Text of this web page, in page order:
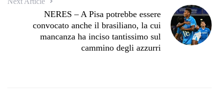
NERES – A Pisa potrebbe essere
convocato anche il brasiliano, la cui
mancanza ha inciso tantissimo sul
cammino degli azzurri